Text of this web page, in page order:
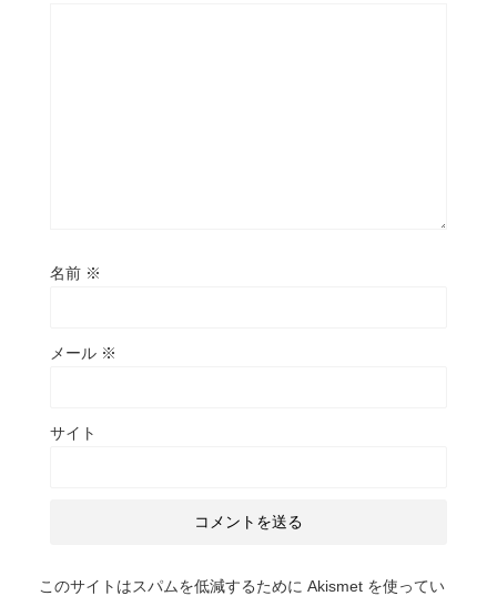
名前 ※
メール ※
サイト
このサイトはスパムを低減するために Akismet を使ってい